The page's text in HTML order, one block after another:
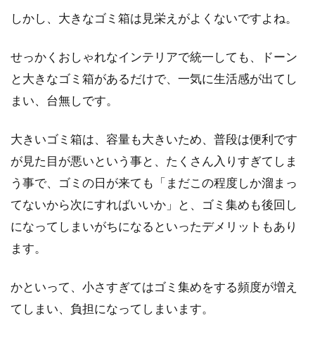
全自動洗濯機の蛇口を開けっ放しに
すると思わぬ事故に！？
も閉め...
カーテンの重りはアレンジ可能！楽
しく実用的に付けてみよう
すか？そもそも、カーテンの重りってどんなも
のか、どう使...
しかし、大きなゴミ箱は見栄えがよくないですよね。
せっかくおしゃれなインテリアで統一しても、ドーン
と大きなゴミ箱があるだけで、一気に生活感が出てし
まい、台無しです。
大きいゴミ箱は、容量も大きいため、普段は便利です
が見た目が悪いという事と、たくさん入りすぎてしま
う事で、ゴミの日が来ても「まだこの程度しか溜まっ
てないから次にすればいいか」と、ゴミ集めも後回し
になってしまいがちになるといったデメリットもあり
ます。
かといって、小さすぎてはゴミ集めをする頻度が増え
てしまい、負担になってしまいます。